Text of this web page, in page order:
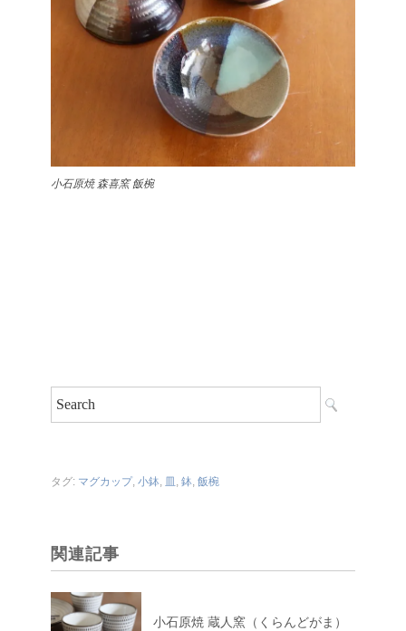
小石原焼 森喜窯 飯椀
タグ: マグカップ, 小鉢 皿 鉢 飯椀
関連記事
小石原焼 蔵人窯（くらんどがま）